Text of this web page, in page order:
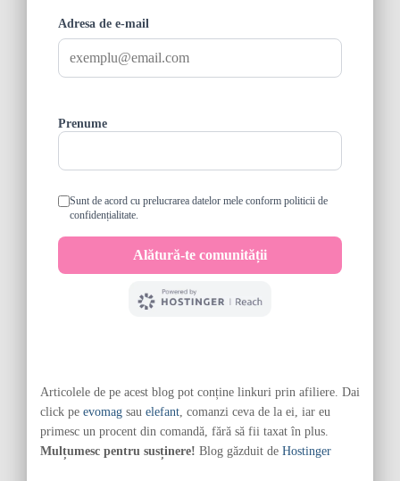
Articolele de pe acest blog pot conține linkuri prin afiliere. Dai
click pe evomag sau elefant, comanzi ceva de la ei, iar eu
primesc un procent din comandă, fără să fii taxat în plus.
Mulțumesc pentru susținere! Blog găzduit de Hostinger